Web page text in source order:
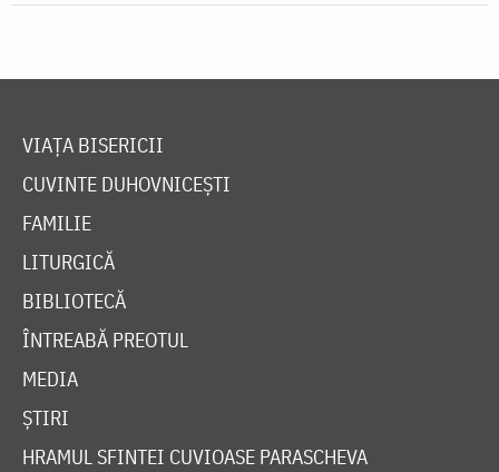
VIAȚA BISERICII
CUVINTE DUHOVNICEȘTI
FAMILIE
LITURGICĂ
BIBLIOTECĂ
ÎNTREABĂ PREOTUL
MEDIA
ȘTIRI
HRAMUL SFINTEI CUVIOASE PARASCHEVA